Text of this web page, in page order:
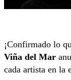
¡Confirmado lo
Viña del Mar
cada artista en la